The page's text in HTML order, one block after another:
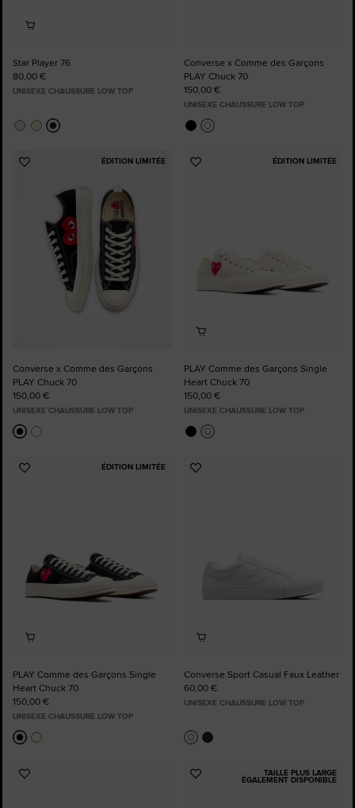
Star Player 76
80,00 €
UNISEXE CHAUSSURE LOW TOP
Converse x Comme des Garçons
PLAY Chuck 70
150,00 €
UNISEXE CHAUSSURE LOW TOP
ÉDITION LIMITÉE
Ajouter
favoris
Converse x Comme des Garçons
PLAY Chuck 70
150,00 €
UNISEXE CHAUSSURE LOW TOP
ÉDITION LIMITÉE
Ajouter
PLAY Comme des Garçons Single
Heart Chuck 70
150,00 €
UNISEXE CHAUSSURE LOW TOP
ÉDITION LIMITÉE
Ajouter
PLAY Comme des Garçons Single
Heart Chuck 70
150,00 €
UNISEXE CHAUSSURE LOW TOP
Ajouter
Converse Sport Casual Faux Leather
60,00 €
UNISEXE CHAUSSURE LOW TOP
Ajouter
TAILLE PLUS LARGE
ÉGALEMENT DISPONIBLE
Ajouter